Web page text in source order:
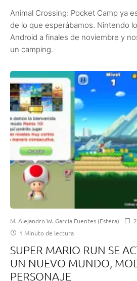
Animal Crossing: Pocket Camp ya
de lo que esperábamos. Nintendo
Android a finales de noviembre y
un camping.
M. Alejandro W. García Fuentes (Esfera)
1 Minuto de lectura
SUPER MARIO RUN SE
UN NUEVO MUNDO,
PERSONAJE